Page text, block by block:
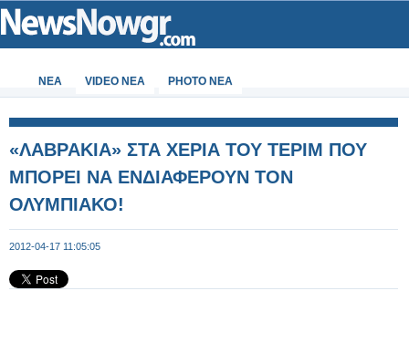
ΝΕΑ VIDEO NEA PHOTO NEA
«ΛΑΒΡΑΚΙΑ» ΣΤΑ ΧΕΡΙΑ ΤΟΥ ΤΕΡΙΜ ΠΟΥ
ΜΠΟΡΕΙ ΝΑ ΕΝΔΙΑΦΕΡΟΥΝ ΤΟΝ
ΟΛΥΜΠΙΑΚΟ!
2012-04-17 11:05:05